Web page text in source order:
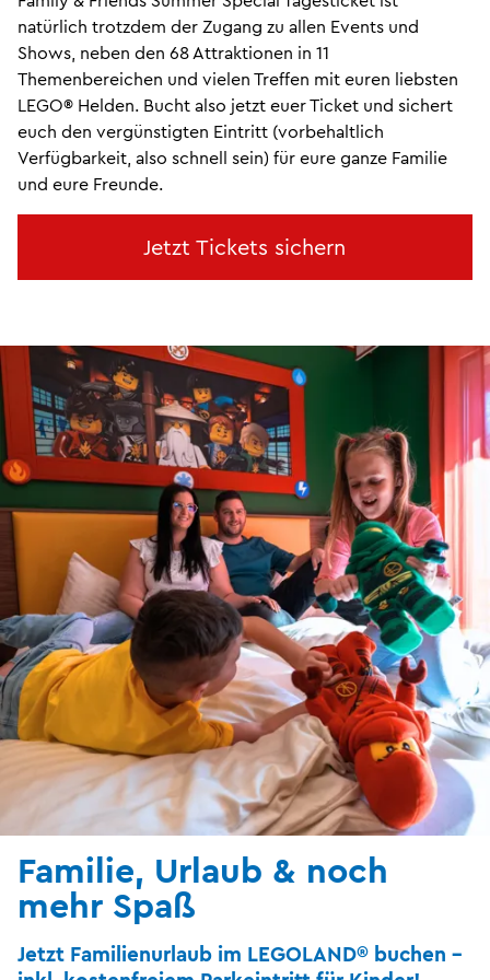
natürlich trotzdem der Zugang zu allen Events und
Shows, neben den 68 Attraktionen in 11
Themenbereichen und vielen Treffen mit euren liebsten
LEGO® Helden. Bucht also jetzt euer Ticket und sichert
euch den vergünstigten Eintritt (vorbehaltlich
Verfügbarkeit, also schnell sein) für eure ganze Familie
und eure Freunde.
Jetzt Tickets sichern
Familie, Urlaub & noch
mehr Spaß
Jetzt Familienurlaub im LEGOLAND® buchen -